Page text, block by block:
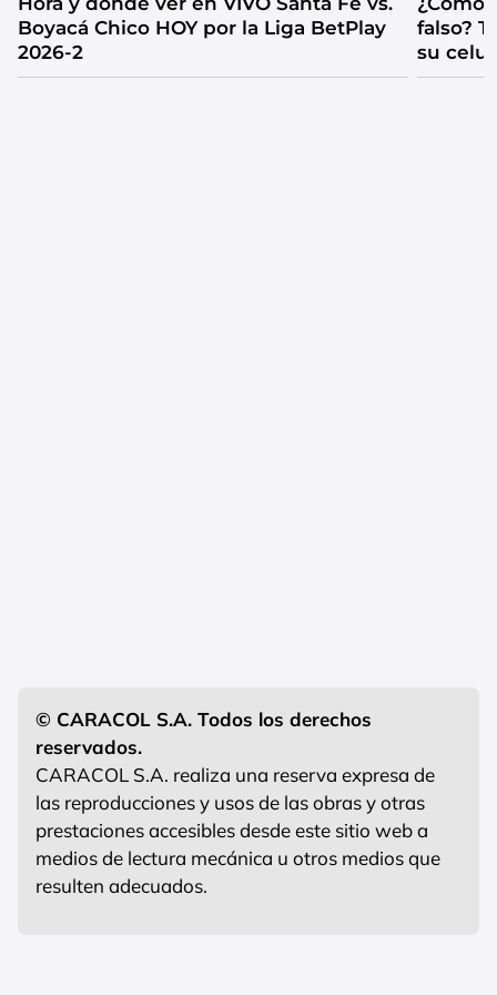
Boyacá Chico HOY por la Liga BetPlay
2026-2
falso?
su
© CARACOL S.A. Todos los derechos
reservados.
CARACOL S.A. realiza una reserva expresa de
las reproducciones y usos de las obras y otras
prestaciones accesibles desde este sitio web a
medios de lectura mecánica u otros medios que
resulten adecuados.